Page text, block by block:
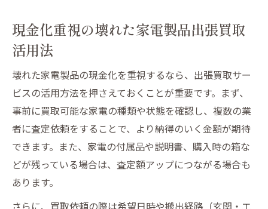
現金化重視の壊れた家電製品出張買取
活用法
壊れた家電製品の現金化を重視するなら、出張買取サー
ビスの活用方法を押さえておくことが重要です。まず、
事前に買取可能な家電の種類や状態を確認し、複数の業
者に査定依頼をすることで、より納得のいく金額が期待
できます。また、家電の付属品や説明書、購入時の箱な
どが残っている場合は、査定額アップにつながる場合も
あります。
さらに、買取依頼の際は希望日時や搬出経路（玄関・エ